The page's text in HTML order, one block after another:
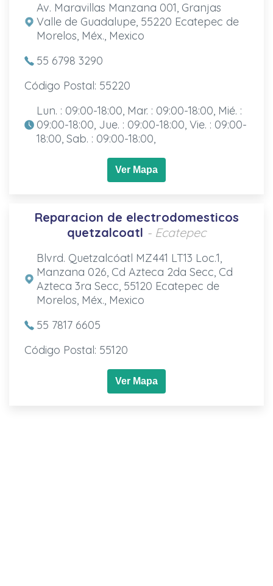
Av. Maravillas Manzana 001, Granjas
Valle de Guadalupe, 55220 Ecatepec de
Morelos, Méx., Mexico
55 6798 3290
Código Postal: 55220
Lun. : 09:00-18:00, Mar. : 09:00-18:00, Mié. :
09:00-18:00, Jue. : 09:00-18:00, Vie. : 09:00-
18:00, Sab. : 09:00-18:00,
Ver Mapa
Reparacion de electrodomesticos
quetzalcoatl - Ecatepec
Blvrd. Quetzalcóatl MZ441 LT13 Loc.1,
Manzana 026, Cd Azteca 2da Secc, Cd
Azteca 3ra Secc, 55120 Ecatepec de
Morelos, Méx., Mexico
55 7817 6605
Código Postal: 55120
Ver Mapa